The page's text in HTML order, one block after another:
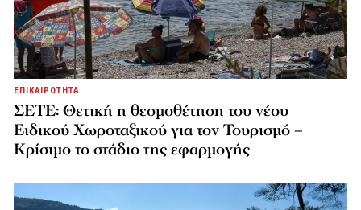
ΕΠΙΚΑΙΡΟΤΗΤΑ
ΣΕΤΕ: Θετική η θεσμοθέτηση του νέου
Ειδικού Χωροταξικού για τον Τουρισμό –
Κρίσιμο το στάδιο της εφαρμογής